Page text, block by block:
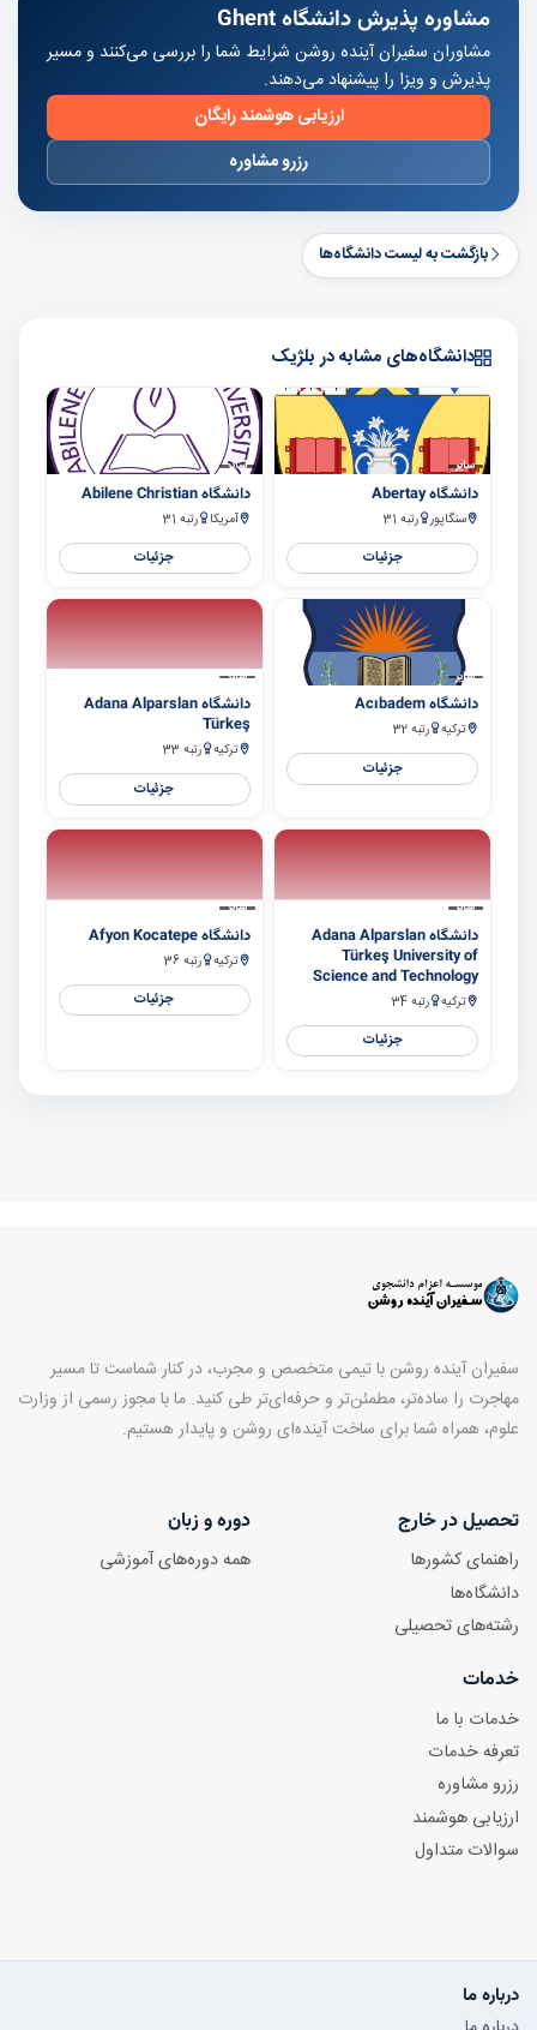
مشاوره پذیرش دانشگاه Ghent
مشاوران سفیران آینده روشن شرایط شما را بررسی می‌کنند و مسیر
پذیرش و ویزا را پیشنهاد می‌دهند.
ارزیابی هوشمند رایگان
رزرو مشاوره
بازگشت به لیست دانشگاه‌ها
دانشگاه‌های مشابه در بلژیک
سایر
دانشگاه Abertay
سنگاپور رتبه 31
جزئیات
سایر
دانشگاه Abilene Christian
آمریکا رتبه 31
جزئیات
سایر
دانشگاه Acıbadem
ترکیه رتبه 32
جزئیات
سایر
دانشگاه Adana Alparslan
Türkeş
ترکیه رتبه 33
جزئیات
سایر
دانشگاه Adana Alparslan
Türkeş University of
Science and Technology
ترکیه رتبه 34
جزئیات
سایر
دانشگاه Afyon Kocatepe
ترکیه رتبه 36
جزئیات
سفیران آینده روشن با تیمی متخصص و مجرب، در کنار شماست تا مسیر
مهاجرت را ساده‌تر، مطمئن‌تر و حرفه‌ای‌تر طی کنید. ما با مجوز رسمی از وزارت
علوم، همراه شما برای ساخت آینده‌ای روشن و پایدار هستیم.
تحصیل در خارج
راهنمای کشورها
دانشگاه‌ها
رشته‌های تحصیلی
دوره و زبان
همه دوره‌های آموزشی
خدمات
خدمات با ما
تعرفه خدمات
رزرو مشاوره
ارزیابی هوشمند
سوالات متداول
درباره ما